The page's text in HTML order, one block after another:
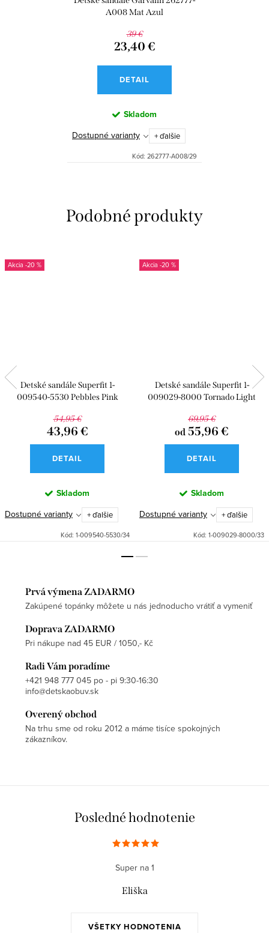
A008 Mat Azul
39 €
23,40 €
DETAIL
Skladom
Dostupné varianty
+ ďalšie
Kód: 262777-A008/29
-20 %
Detské sandále Superfit 1-
009540-5530 Pebbles Pink
54,95 €
43,96 €
DETAIL
Skladom
Dostupné varianty
+ ďalšie
Kód: 1-009540-5530/34
-20 %
Detské sandále Superfit 1-
009029-8000 Tornado Light
69,95 €
od 55,96 €
DETAIL
Skladom
Dostupné varianty
+ ďalšie
Kód: 1-009029-8000/33
Prvá výmena ZADARMO
Zakúpené topánky môžete u nás jednoducho vrátiť a vymeniť
Doprava ZADARMO
Pri nákupe nad 45 EUR / 1050,- Kč
Radi Vám poradíme
+421 948 777 045 po - pi 9:30-16:30
info@detskaobuv.sk
Overený obchod
Na trhu sme od roku 2012 a máme tisíce spokojných
zákazníkov.
Posledné hodnotenie
VŠETKY HODNOTENIA
Super na 1
Eliška